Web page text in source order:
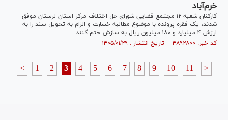
خرم‌آباد
کارکنان شعبه ۱۲ مجتمع قضایی شورای حل اختلاف مرکز استان لرستان موفق
شدند، یک فقره پرونده با موضوع مطالبه خسارت و الزام به تحویل سند را به
ارزش ۴ میلیارد و ۱۸۰ میلیون ریال به سازش ختم کنند.
کد خبر: ۴۸۹۲۸۰۰ تاریخ انتشار : ۱۴۰۵/۰۱/۲۹
< 1 2 3 4 5 6 7 8 9 10 11 >